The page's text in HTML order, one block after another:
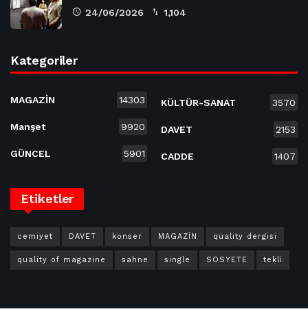
24/06/2026 1,104
Kategoriler
MAGAZİN 14303
Manşet 9920
GÜNCEL 5901
KÜLTÜR-SANAT 3570
DAVET 2153
CADDE 1407
Etiketler
cemiyet DAVET konser MAGAZİN quality dergisi
quality of magazine sahne single SOSYETE tekli